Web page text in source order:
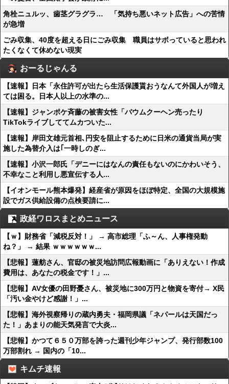
角栓ニュルッ、歯茎グラグラ… 「気持ち悪いネット広告」への苦情
が急増
ごみ収集、40度を超える日にごみ収集 職員はサボっていると思われ
たくなくて休めない現実
おーるじゃんる
【速報】日本「永住許可が出たら生活保護貰おうなんて外国人が増え
ては困る。日本人以上の水準の...
【速報】ジャンポケ斉藤の被害女性「バウムクーヘン売ったり
TikTokライブしててムカついた...
【速報】岸田文雄元首相､円安を阻止するために日米の通貨当局が実
施した為替介入は｢一時しのぎ...
【速報】小沢一郎氏「デニーにはなんの責任もないのにかわいそう、
不幸なこと利用し悪宣伝する人...
【イオンモール熊本爆発】経産省が原因をほぼ特定、全国の大規模施
設でガス供給設備の点検要請に...
政経ワロスまとめニュース
【ｗ】財務省「減税反対！」 → 高市総理「ふ～ん、人事権発動
ね？」 → 結果 ｗｗｗｗｗｗ...
【悲報】蓮舫さん、官邸の被災地訪問広報動画に「ありえない！作成
費用は、あなたの税金です！」...
【悲報】AV女優の田野憂さん、被災地に300万円と物資を寄付→ X民
「汚い金やけど感謝！」...
【悲報】海外視察帰りの蔵内勇夫・福岡県議「ネパールは天国だっ
た！」あまりの能天気発言で大炎...
【悲報】かつて６５０万部を誇った週刊少年ジャンプ、発行部数100
万部割れ → 国内の「10...
キムチ速報